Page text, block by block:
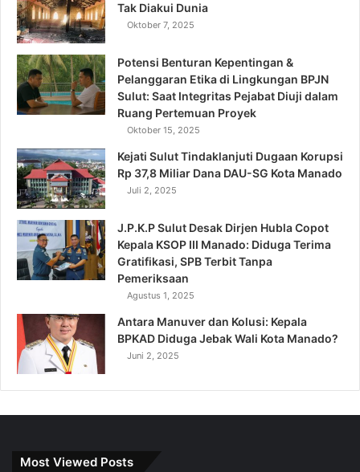
Tak Diakui Dunia
Oktober 7, 2025
Potensi Benturan Kepentingan &
Pelanggaran Etika di Lingkungan BPJN
Sulut: Saat Integritas Pejabat Diuji dalam
Ruang Pertemuan Proyek
Oktober 15, 2025
Kejati Sulut Tindaklanjuti Dugaan Korupsi
Rp 37,8 Miliar Dana DAU-SG Kota Manado
Juli 2, 2025
J.P.K.P Sulut Desak Dirjen Hubla Copot
Kepala KSOP III Manado: Diduga Terima
Gratifikasi, SPB Terbit Tanpa
Pemeriksaan
Agustus 1, 2025
Antara Manuver dan Kolusi: Kepala
BPKAD Diduga Jebak Wali Kota Manado?
Juni 2, 2025
Most Viewed Posts